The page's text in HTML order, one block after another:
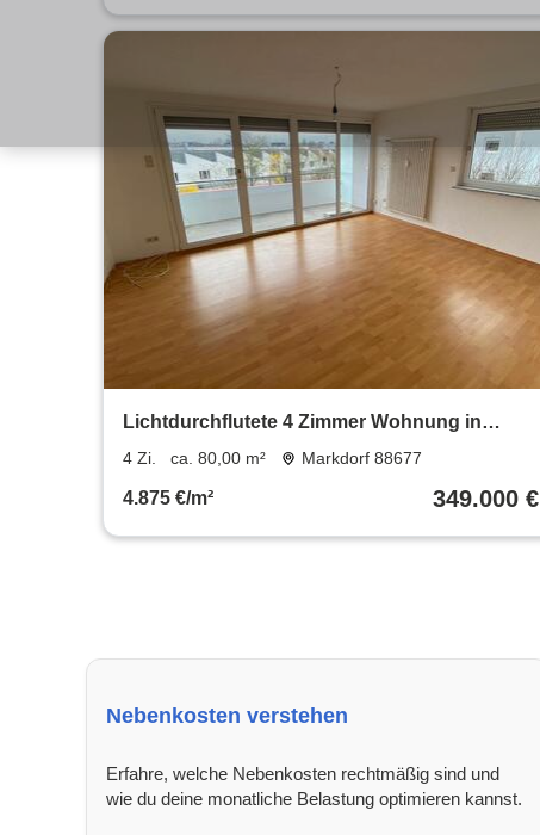
Lichtdurchflutete 4 Zimmer Wohnung in
ruhiger Lage inkl. Garage
4 Zi. ca. 80,00 m² Markdorf 88677
4.875 €/m² 349.000 €
Nebenkosten verstehen
Erfahre, welche Nebenkosten rechtmäßig sind und
wie du deine monatliche Belastung optimieren kannst.